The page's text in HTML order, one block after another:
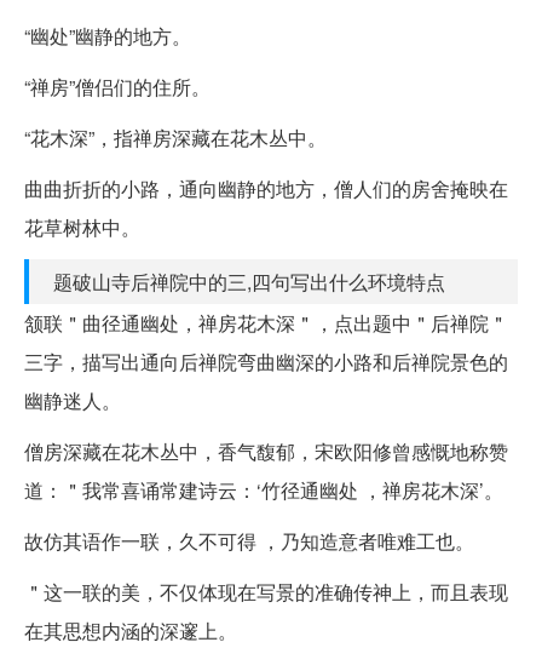
“幽处”幽静的地方。
“禅房”僧侣们的住所。
“花木深”，指禅房深藏在花木丛中。
曲曲折折的小路，通向幽静的地方，僧人们的房舍掩映在
花草树林中。
题破山寺后禅院中的三,四句写出什么环境特点
颔联＂曲径通幽处，禅房花木深＂，点出题中＂后禅院＂
三字，描写出通向后禅院弯曲幽深的小路和后禅院景色的
幽静迷人。
僧房深藏在花木丛中，香气馥郁，宋欧阳修曾感慨地称赞
道：＂我常喜诵常建诗云：‘竹径通幽处 ，禅房花木深’。
故仿其语作一联，久不可得 ，乃知造意者唯难工也。
＂这一联的美，不仅体现在写景的准确传神上，而且表现
在其思想内涵的深邃上。